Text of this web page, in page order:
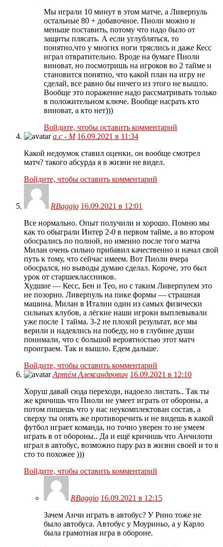
Мы играли 10 минут в этом матче, а Ливерпуль
остальные 80 + добавочное. Пиоли можно и
меньше поставить, потому что надо было от
защиты плясать. А если углубляться, то
понятно,что у многих ноги тряслись и даже Кесс
играл отвратительно. Вроде на бумаге Пиоли
виноват, но посмотришь на игроков во 2 тайме и
становится понятно, что какой план на игру не
сделай, все равно бы ничего из этого не вышло.
Вообще это поражение надо рассматривать только
в положительном ключе. Вообще насрать кто
виноват, а кто нет)))
Войдите, чтобы оставить комментарий
а.с - М 16.09.2021 в 11:34
Какой недоумок ставил оценки, он вообще смотрел
матч? такого абсурда я в жизни не видел.
Войдите, чтобы оставить комментарий
RBaggio 16.09.2021 в 12:01
Все нормально. Опыт получили и хорошо. Помню мы
как то обыграли Интер 2-0 в первом тайме, а во втором
обосрались по полной, но именно после того матча
Милан очень сильно прибавил качественно и начал свой
путь к тому, что сейчас имеем. Вот Пиоли вчера
обосрался, но выводы думаю сделал. Короче, это был
урок от старшеклассников.
Худшие — Кесс, Бен и Тео, но с таким Ливерпулем это
не позорно. Ливерпуль на пике формы — страшная
машина. Милан в Италии один из самых физически
сильных клубов, а лёгкие наши игроки выплевывали
уже после 1 тайма. 3-2 не плохой результат, все мы
верили и надеялись на победу, но в глубине души
понимали, что с большой вероятностью этот матч
проиграем. Так и вышло. Едем дальше.
Войдите, чтобы оставить комментарий
Артём Александрович 16.09.2021 в 12:10
Хоруш давай сюда переходи, надоело листать.. Так ты
же кричишь что Пиоли не умеет играть от обороны, а
потом пишешь что у нас неукомплектован состав, а
сверху ты опять же противоречить и не видешь в какой
футбол играет команда, но точно уверен то не умеем
играть в от обороны.. Да и ещё кричишь что Анчилоти
играл в автобус, возможно пару раз в жизни своей и то в
сто то похожее )))
Войдите, чтобы оставить комментарий
RBaggio 16.09.2021 в 12:15
Зачем Анчи играть в автобус? У Рино тоже не
было автобуса. Автобус у Моуриньо, а у Карло
была грамотная игра в обороне.